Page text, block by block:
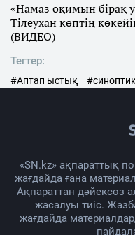
«Намаз оқимын бірақ
Тілеухан көптің
(ВИДЕО)
Тегтер:
#Аптап ыстық #синоптик
«SN.kz» ақпараттық
жағдайда ғана
Ақпараттан дәйексөз
жасалуы тиіс.
жағдайда